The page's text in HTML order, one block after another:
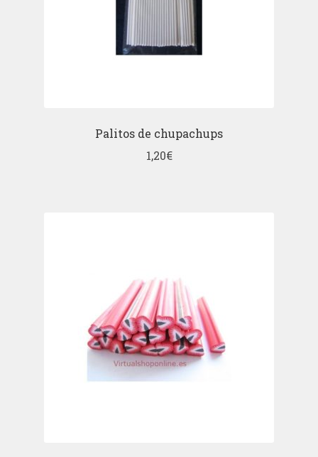
Palitos de chupachups
1,20€